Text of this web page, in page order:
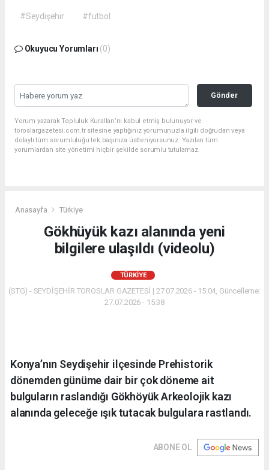
#Seydişehir #futbol
Okuyucu Yorumları (0)
Gönder
Yorum yazarak Topluluk Kuralları’nı kabul etmiş bulunuyor ve
toroslargazetesi.com.tr sitesine yaptığınız yorumunuzla ilgili doğrudan veya
dolaylı tüm sorumluluğu tek başınıza üstleniyorsunuz. Yazılan tüm
yorumlardan site yönetimi hiçbir şekilde sorumlu tutulamaz.
Anasayfa Türkiye
Gökhüyük kazı alanında yeni
bilgilere ulaşıldı (videolu)
TÜRKIYE
(STG) - SEYDİŞEHİR TOROSLAR GAZETESİ | 27.07.2026 - 15:04, Güncelleme:
27.07.2026 - 15:38
Konya’nın Seydişehir ilçesinde Prehistorik
dönemden günüme dair bir çok döneme ait
bulguların raslandığı Gökhöyük Arkeolojik kazı
alanında geleceğe ışık tutacak bulgulara rastlandı.
ABONE OL